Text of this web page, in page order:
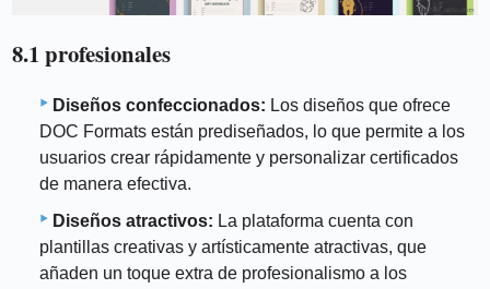
8.1 profesionales
Diseños confeccionados: Los diseños que ofrece
DOC Formats están prediseñados, lo que permite a los
usuarios crear rápidamente y personalizar certificados
de manera efectiva.
Diseños atractivos: La plataforma cuenta con
plantillas creativas y artísticamente atractivas, que
añaden un toque extra de profesionalismo a los